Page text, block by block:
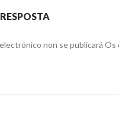
non se publicará Os